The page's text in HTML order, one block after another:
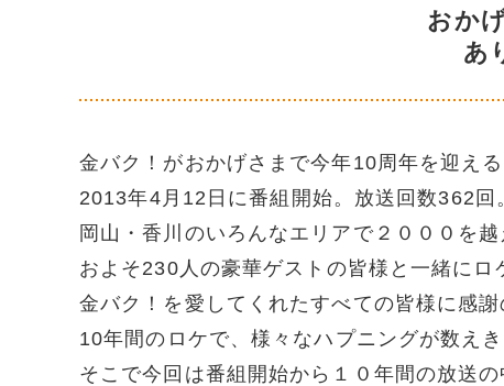
おか
あ
金バク！がおかげさまで今年10周年を迎える
2013年4月12日に番組開始。放送回数362回
岡山・香川のいろんなエリアで２０００を越
およそ230人の豪華ゲストの皆様と一緒にロ
金バク！を愛してくれたすべての皆様に感
10年間のロケで、様々なハプニングが数え
そこで今回は番組開始から１０年間の放送